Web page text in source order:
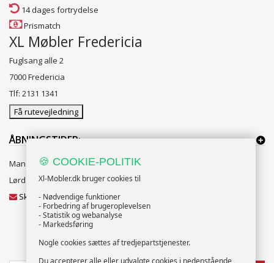
14 dages fortrydelse
Prismatch
XL Møbler Fredericia
Fuglsang alle 2
7000 Fredericia
Tlf: 2131 1341
Få rutevejledning
ÅBNINGSTIDER:
Mandag til Fredag 10:00 til 18:00
Lørdag og Søndag 10:00 til 16:00
Skriv til vores kundeservice
NYHEDSBREV
🍪 COOKIE-POLITIK
Xl-Mobler.dk bruger cookies til
- Nødvendige funktioner
- Forbedring af brugeroplevelsen
- Statistik og webanalyse
- Markedsføring
Nogle cookies sættes af tredjepartstjenester.
Du accepterer alle eller udvalgte cookies i nedenstående